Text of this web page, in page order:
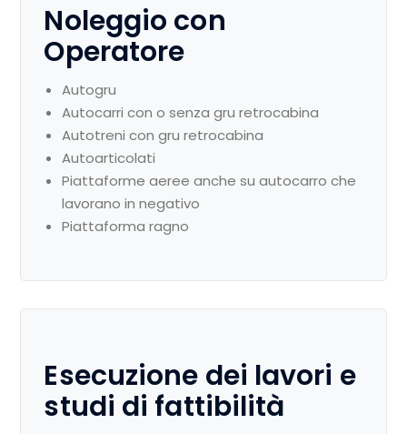
Noleggio con
Operatore
Autogru
Autocarri con o senza gru retrocabina
Autotreni con gru retrocabina
Autoarticolati
Piattaforme aeree anche su autocarro che
lavorano in negativo
Piattaforma ragno
Esecuzione dei lavori e
studi di fattibilità